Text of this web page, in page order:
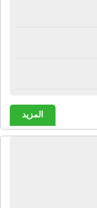
المزيد